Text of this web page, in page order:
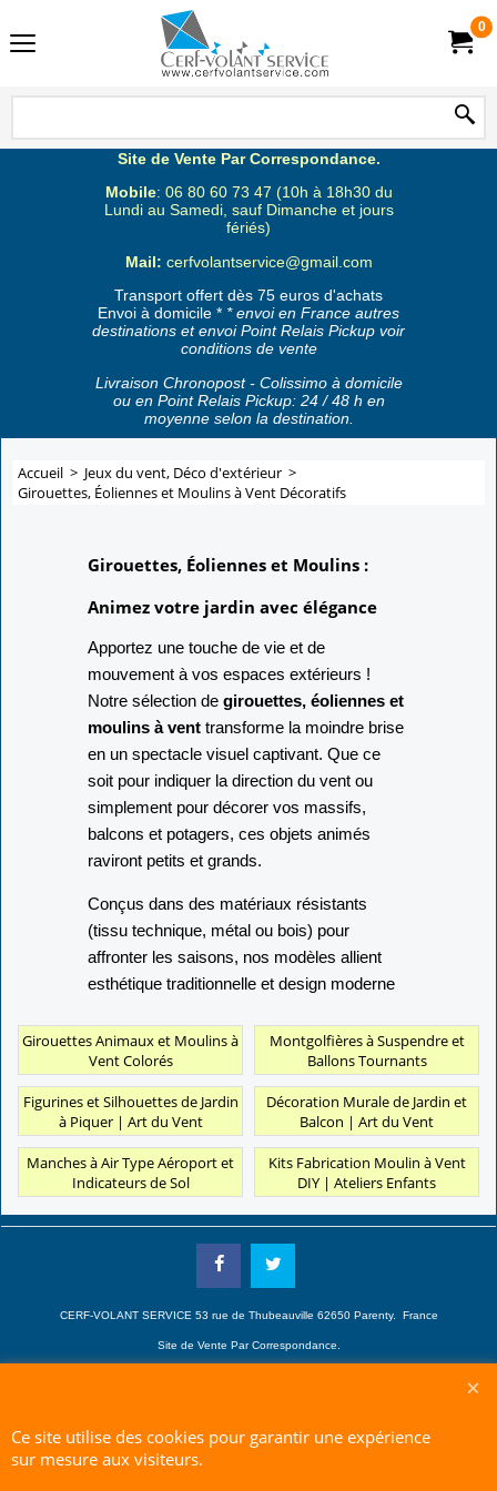
0
Site de Vente Par Correspondance.
Mobile: 06 80 60 73 47 (10h à 18h30 du
Lundi au Samedi, sauf Dimanche et jours
fériés)
Mail: cerfvolantservice@gmail.com
Transport offert dès 75 euros d'achats
Envoi à domicile * * envoi en France autres
destinations et envoi Point Relais Pickup voir
conditions de vente
Livraison Chronopost - Colissimo à domicile
ou en Point Relais Pickup: 24 / 48 h en
moyenne selon la destination.
Accueil > Jeux du vent, Déco d'extérieur >
Girouettes, Éoliennes et Moulins à Vent Décoratifs
Girouettes, Éoliennes et Moulins :
Animez votre jardin avec élégance
Apportez une touche de vie et de
mouvement à vos espaces extérieurs !
Notre sélection de girouettes, éoliennes et
moulins à vent transforme la moindre brise
en un spectacle visuel captivant. Que ce
soit pour indiquer la direction du vent ou
simplement pour décorer vos massifs,
balcons et potagers, ces objets animés
raviront petits et grands.
Conçus dans des matériaux résistants
(tissu technique, métal ou bois) pour
affronter les saisons, nos modèles allient
esthétique traditionnelle et design moderne
Girouettes Animaux et Moulins à
Vent Colorés
Montgolfières à Suspendre et
Ballons Tournants
Figurines et Silhouettes de Jardin
à Piquer | Art du Vent
Décoration Murale de Jardin et
Balcon | Art du Vent
Manches à Air Type Aéroport et
Indicateurs de Sol
Kits Fabrication Moulin à Vent
DIY | Ateliers Enfants
CERF-VOLANT SERVICE 53 rue de Thubeauville 62650 Parenty. France
Site de Vente Par Correspondance.
Contactez nous de 10 h à 18 h 30 tous les jours sauf le Dimanche et jours fériés
RCS A 401 633 383 Siret: 401 633 383 00047
Ce site utilise des cookies pour garantir une expérience
sur mesure aux visiteurs.